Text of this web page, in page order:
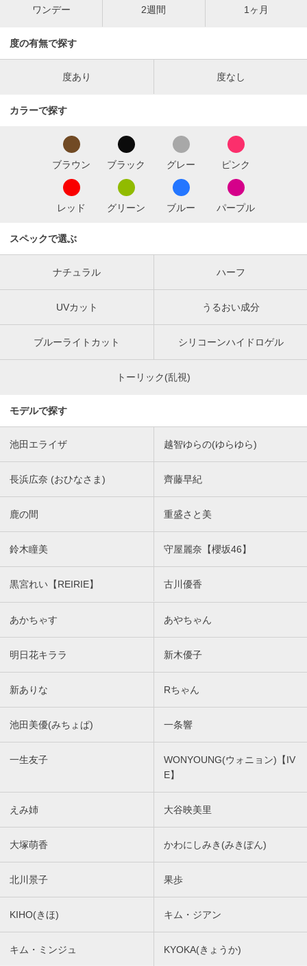
ワンデー 2週間 1ヶ月
度の有無で探す
度あり 度なし
カラーで探す
ブラウン ブラック グレー ピンク
レッド グリーン ブルー パープル
スペックで選ぶ
ナチュラル ハーフ
UVカット うるおい成分
ブルーライトカット シリコーンハイドロゲル
トーリック(乱視)
モデルで探す
池田エライザ 越智ゆらの(ゆらゆら)
長浜広奈 (おひなさま) 齊藤早紀
鹿の間 重盛さと美
鈴木瞳美 守屋麗奈【櫻坂46】
黒宮れい【REIRIE】 古川優香
あかちゃす あやちゃん
明日花キララ 新木優子
新ありな Rちゃん
池田美優(みちょぱ) 一条響
一生友子
WONYOUNG(ウォニョン)【IV
E】
えみ姉 大谷映美里
大塚萌香 かわにしみき(みきぽん)
北川景子 果歩
KIHO(きほ) キム・ジアン
キム・ミンジュ KYOKA(きょうか)